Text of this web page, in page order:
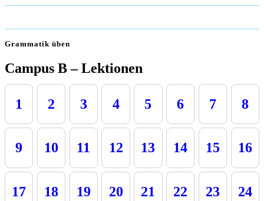
Grammatik üben
Campus B – Lektionen
1 2 3 4 5 6 7 8
9 10 11 12 13 14 15 16
17 18 19 20 21 22 23 24